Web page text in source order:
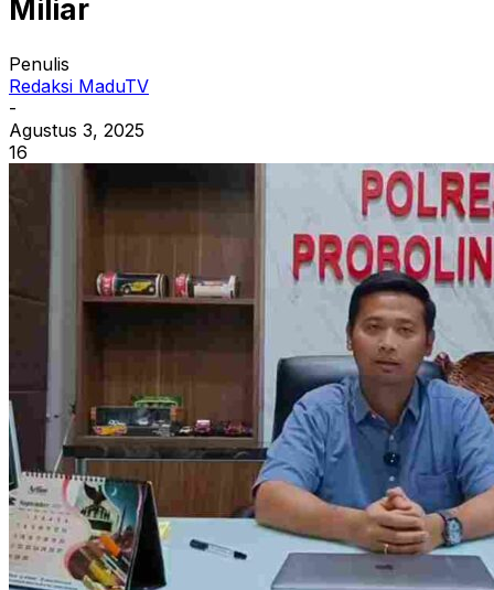
Miliar
Penulis
Redaksi MaduTV
-
Agustus 3, 2025
16